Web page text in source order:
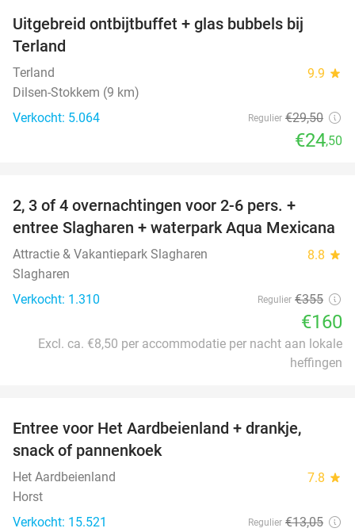
Uitgebreid ontbijtbuffet + glas bubbels bij
Terland
Terland 9.9 star
Dilsen-Stokkem (9 km)
Verkocht: 5.064
Regulier €29,50
€24,50
2, 3 of 4 overnachtingen voor 2-6 pers. +
entree Slagharen + waterpark Aqua Mexicana
Attractie & Vakantiepark Slagharen 8.8 star
Slagharen
Verkocht: 1.310
Regulier €355
€160
Excl. ca. €8,50 per accommodatie per nacht aan lokale
heffingen
Entree voor Het Aardbeienland + drankje,
snack of pannenkoek
Het Aardbeienland 7.8 star
Horst
Verkocht: 15.521
Regulier €13,05